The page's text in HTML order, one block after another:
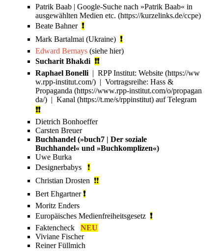
Patrik Baab | Google-Suche nach »Patrik Baab« in
ausgewählten Medien etc.
Beate Bahner ❗
Mark Bartalmai (Ukraine) ❗
Edward Bernays (siehe hier)
Sucharit Bhakdi ❗❗
Raphael Bonelli| RPP Institut: Website
| Vortragsreihe: Hass &
Propaganda
Kanal aufTelegram
❗❗
Dietrich Bonhoeffer
Carsten Breuer
Buchhandel (»buch7 | Der soziale
Buchhandel« und »Buchkomplizen«)
Uwe Burka
Designerbabys
❗
Christian Drosten ❗❗
Bert Ehgartner ❗
Moritz Enders
Europäisches Medienfreiheitsgesetz ❗
Faktencheck
NEU
Viviane Fischer
Reiner Füllmich